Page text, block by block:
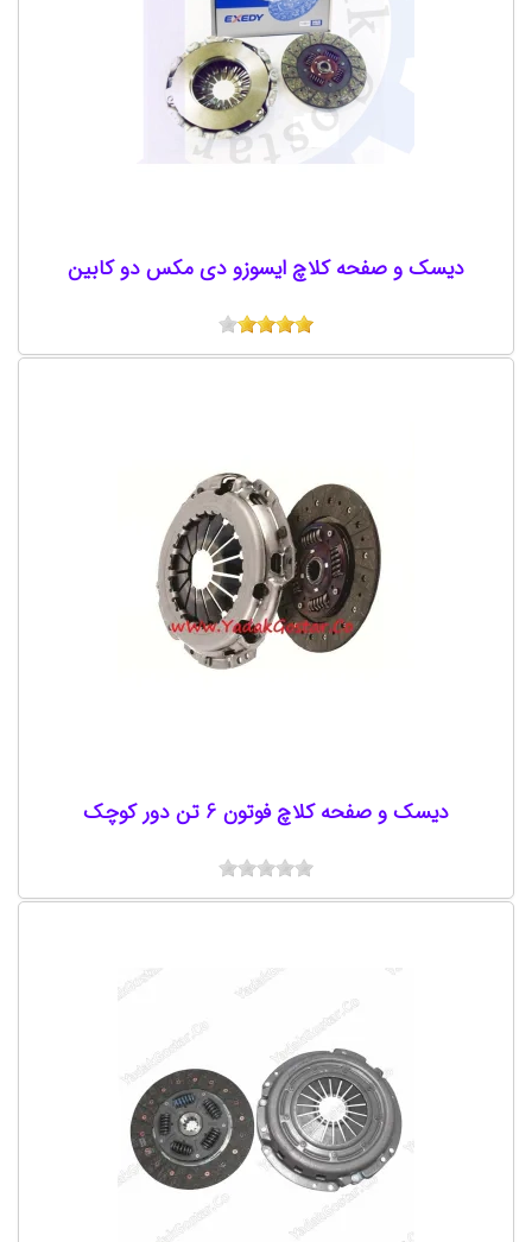
دیسک و صفحه کلاچ ایسوزو دی مکس دو کابین
دیسک و صفحه کلاچ فوتون 6 تن دور کوچک